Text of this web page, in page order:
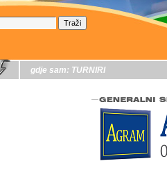
gdje sam: TURNIRI